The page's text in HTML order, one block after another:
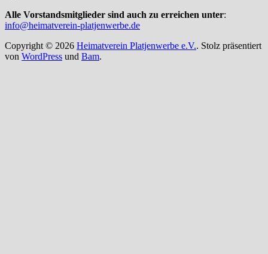
Alle Vorstandsmitglieder sind auch zu erreichen unter:
info@heimatverein-platjenwerbe.de
Copyright © 2026 Heimatverein Platjenwerbe e.V.. Stolz präsentiert
von WordPress und Bam.